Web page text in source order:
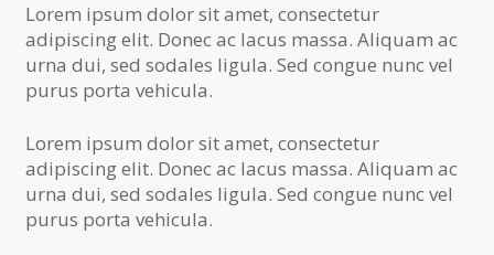
Lorem ipsum dolor sit amet, consectetur
adipiscing elit. Donec ac lacus massa. Aliquam ac
urna dui, sed sodales ligula. Sed congue nunc vel
purus porta vehicula.
Lorem ipsum dolor sit amet, consectetur
adipiscing elit. Donec ac lacus massa. Aliquam ac
urna dui, sed sodales ligula. Sed congue nunc vel
purus porta vehicula.